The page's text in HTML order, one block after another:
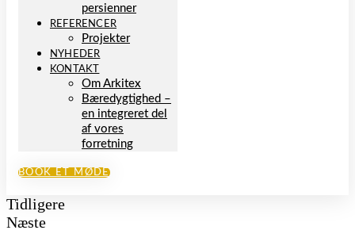
persienner
REFERENCER
Projekter
NYHEDER
KONTAKT
Om Arkitex
Bæredygtighed –
en integreret del
af vores
forretning
BOOK ET MØDE
Tidligere
Næste